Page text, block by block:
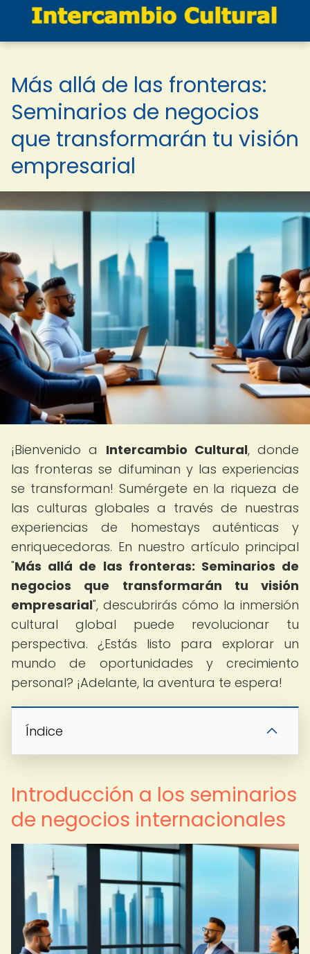
Más allá de las fronteras:
Seminarios de negocios
que transformarán tu visión
empresarial
¡Bienvenido a Intercambio Cultural, donde
las fronteras se difuminan y las experiencias
se transforman! Sumérgete en la riqueza de
las culturas globales a través de nuestras
experiencias de homestays auténticas y
enriquecedoras. En nuestro artículo principal
"Más allá de las fronteras: Seminarios de
negocios que transformarán tu visión
empresarial", descubrirás cómo la inmersión
cultural global puede revolucionar tu
perspectiva. ¿Estás listo para explorar un
mundo de oportunidades y crecimiento
personal? ¡Adelante, la aventura te espera!
Índice
Introducción a los seminarios
de negocios internacionales